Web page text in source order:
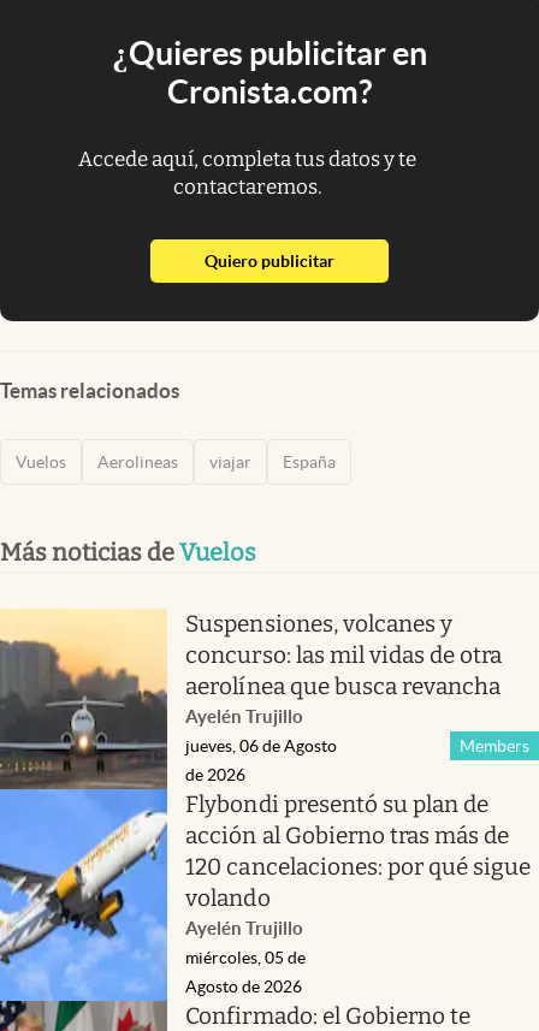
¿Quieres publicitar en
Cronista.com?
Accede aquí, completa tus datos y te
contactaremos.
Quiero publicitarabre en nueva pestaña
Temas relacionados
Vuelos Aerolineas viajar España
Más noticias deVuelos
Suspensiones, volcanes y
concurso: las mil vidas de otra
aerolínea que busca revancha
Ayelén Trujillo
Members
jueves, 06 de Agosto
de 2026
Flybondi presentó su plan de
acción al Gobierno tras más de
120 cancelaciones: por qué sigue
volando
Ayelén Trujillo
miércoles, 05 de
Agosto de 2026
Confirmado: el Gobierno te